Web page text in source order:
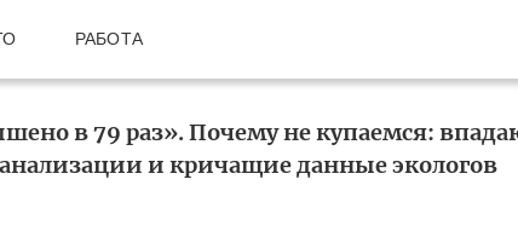
РАБОТА
в 79 раз». Почему не купаемся:
и кричащие данные экологов